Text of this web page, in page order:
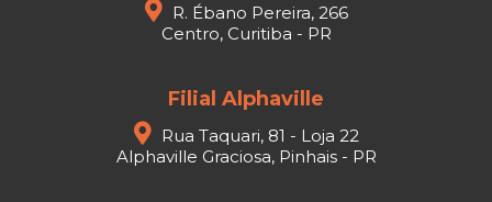
R. Ébano Pereira, 266
Centro, Curitiba - PR
Filial Alphaville
Rua Taquari, 81 - Loja 22
Alphaville Graciosa, Pinhais - PR